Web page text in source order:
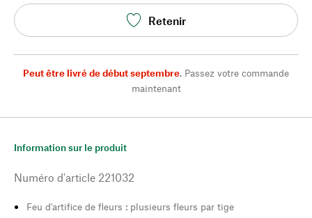
Retenir
Peut être livré de début septembre, Passez votre commande
maintenant
Information sur le produit
Numéro d'article 221032
Feu d'artifice de fleurs : plusieurs fleurs par tige